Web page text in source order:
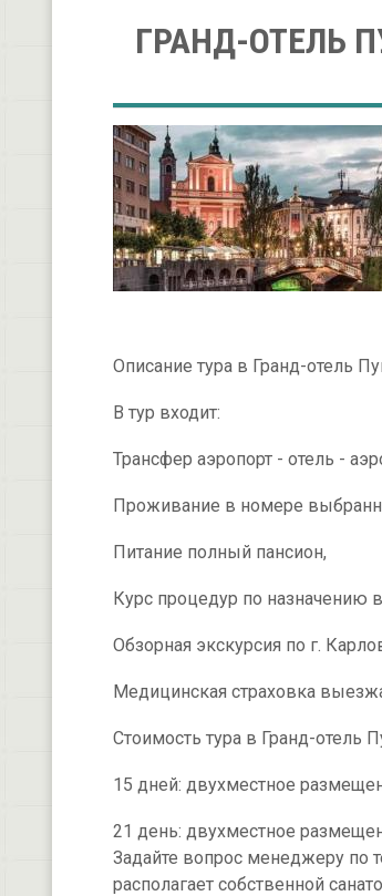
ГРАНД-ОТЕЛЬ
Описание тура в Гранд-отель
В тур входит:
Трансфер аэропорт - отель -
Проживание в номере
Питание полный пансион,
Курс процедур по назначению
Обзорная экскурсия по г.
Медицинская страховка
Стоимость тура в Гранд-отель
15 дней: двухместное
21 день: двухместное
Задайте вопрос менеджеру по
располагает собственной